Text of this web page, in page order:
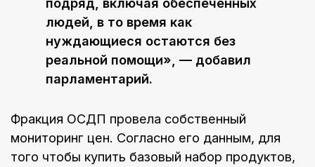
людей, в то время как
нуждающиеся остаются без
реальной помощи», — добавил
парламентарий.
Фракция ОСДП провела собственный
мониторинг цен. Согласно его данным, для
того чтобы купить базовый набор продуктов,